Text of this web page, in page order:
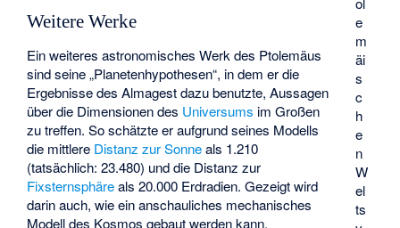
e
m
äi
s
c
h
e
n
W
el
ts
Weitere Werke
Ein weiteres astronomisches Werk des Ptolemäus
sind seine „Planetenhypothesen“, in dem er die
Ergebnisse des Almagest dazu benutzte, Aussagen
über die Dimensionen des Universums im Großen
zu treffen. So schätzte er aufgrund seines Modells
die mittlere Distanz zur Sonneals 1.210
(tatsächlich: 23.480) und die Distanz zur
Fixsternsphäreals 20.000 Erdradien. Gezeigt wird
darin auch, wie ein anschauliches mechanisches
Modell des Kosmos gebaut werden kann.